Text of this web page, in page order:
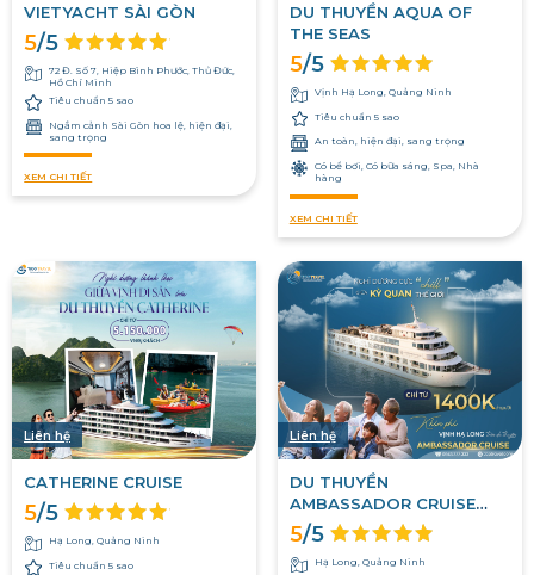
VIETYACHT SÀI GÒN
5/5
72 Đ. Số 7, Hiệp Bình Phước, Thủ Đức,
Hồ Chí Minh
Tiêu chuẩn 5 sao
Ngắm cảnh Sài Gòn hoa lệ, hiện đại,
sang trọng
XEM CHI TIẾT
DU THUYỀN AQUA OF
THE SEAS
5/5
Vịnh Hạ Long, Quảng Ninh
Tiêu chuẩn 5 sao
An toàn, hiện đại, sang trọng
Có bể bơi, Có bữa sáng, Spa, Nhà
hàng
XEM CHI TIẾT
Liên hệ
CATHERINE CRUISE
5/5
Hạ Long, Quảng Ninh
Tiêu chuẩn 5 sao
Liên hệ
DU THUYỀN
AMBASSADOR CRUISE
DAILY
5/5
Hạ Long, Quảng Ninh